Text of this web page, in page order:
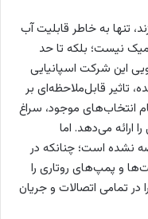
تنها به خاطر قابلیت آب
نیست؛ بلکه تا حد
بویلرهای تمام فولادی ۹ کیلویی این شرکت اسپانیایی
تاثیر قابل‌ملاحظه‌ای بر
انتخاب‌های موجود، سراغ
ارائه می‌دهد. اما
نشده است؛ چنانکه در
و پمپ‌های روتاری را
در تمامی اتصالات و جریان